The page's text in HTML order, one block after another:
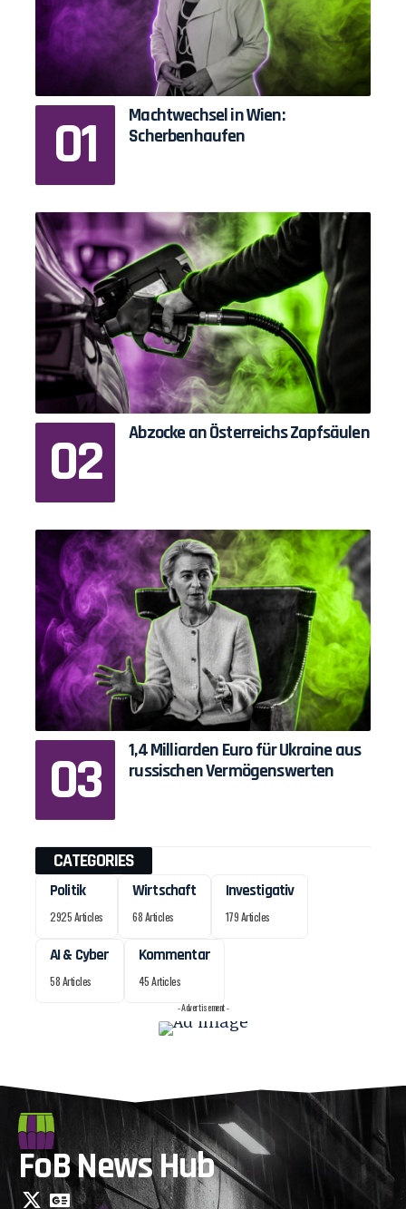
Machtwechsel in Wien:
Scherbenhaufen
Abzocke an Österreichs Zapfsäulen
1,4 Milliarden Euro für Ukraine aus
russischen Vermögenswerten
CATEGORIES
Politik
2925 Articles
Wirtschaft
68 Articles
Investigativ
179 Articles
AI & Cyber
58 Articles
Kommentar
45 Articles
- Advertisement -
FoB News Hub